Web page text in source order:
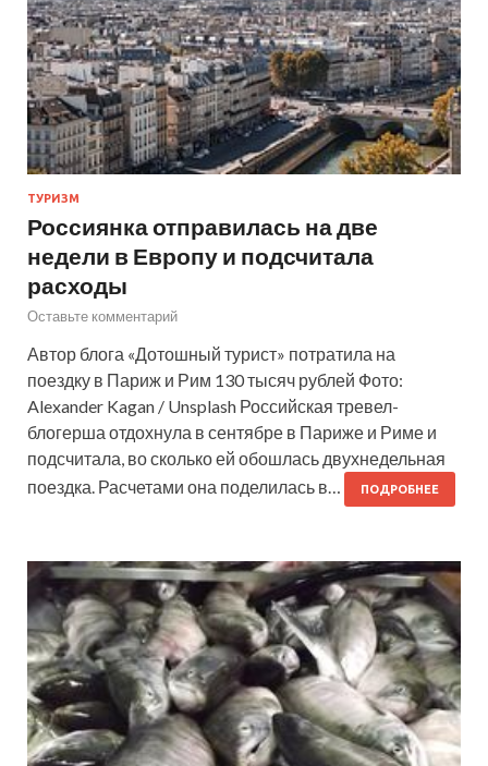
ТУРИЗМ
Россиянка отправилась на две
недели в Европу и подсчитала
расходы
Оставьте комментарий
Автор блога «Дотошный турист» потратила на
поездку в Париж и Рим 130 тысяч рублей Фото:
Alexander Kagan / Unsplash Российская тревел-
блогерша отдохнула в сентябре в Париже и Риме и
подсчитала, во сколько ей обошлась двухнедельная
поездка. Расчетами она поделилась в…
ПОДРОБНЕЕ